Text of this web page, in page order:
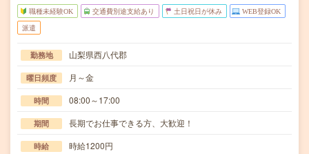
職種未経験OK 交通費別途支給あり 土日祝日が休み WEB登録OK
派遣
勤務地 山梨県西八代郡
曜日頻度 月～金
時間 08:00～17:00
期間 長期でお仕事できる方、大歓迎！
時給 時給1200円